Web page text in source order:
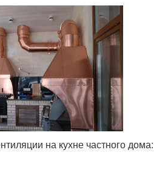
на кухне частного дома: